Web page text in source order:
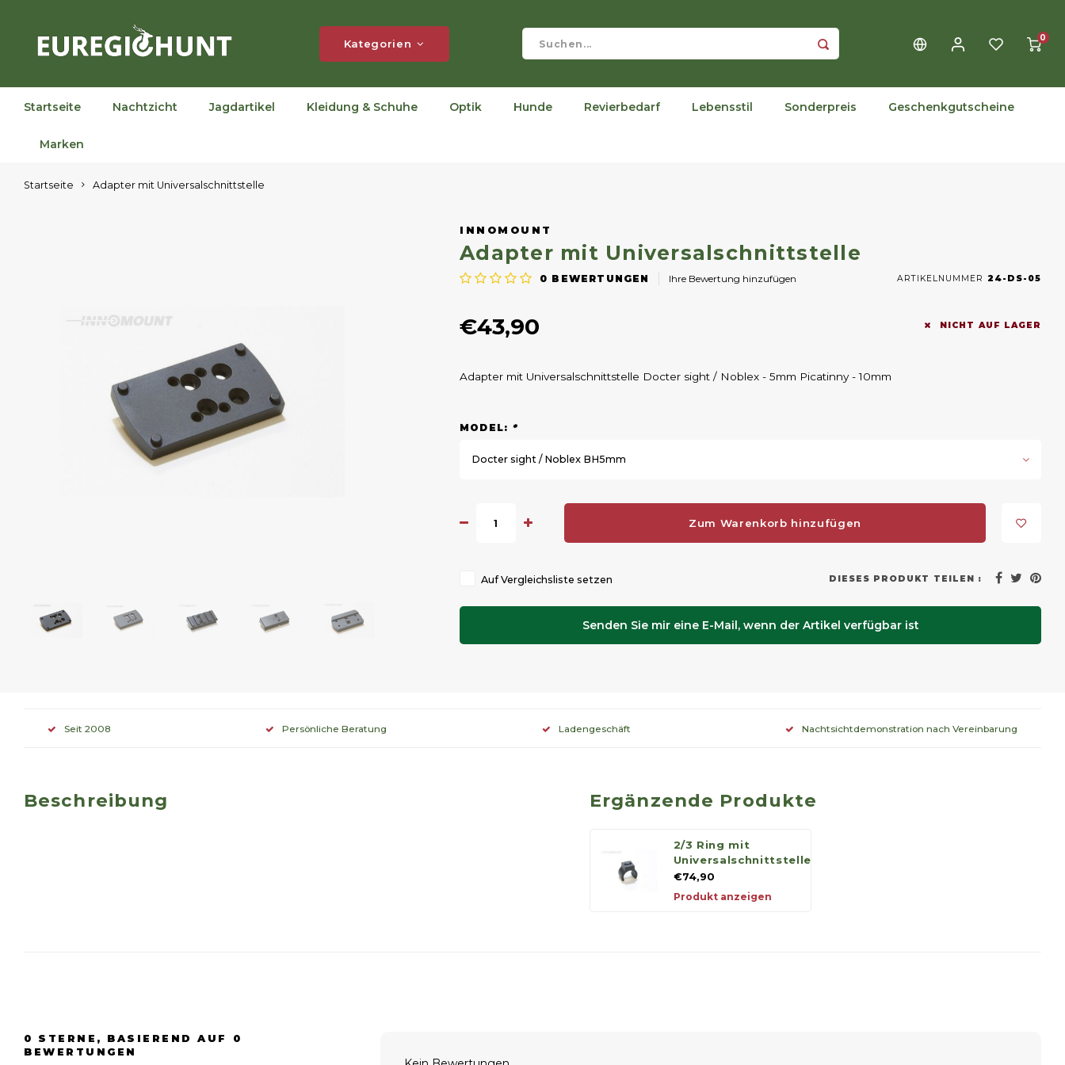
Kategorien 0
Startseite Nachtzicht Jagdartikel Kleidung & Schuhe Optik Hunde Revierbedarf Lebensstil Sonderpreis Geschenkgutscheine
Marken
Startseite Adapter mit Universalschnittstelle
INNOMOUNT
Adapter mit Universalschnittstelle
0 BEWERTUNGEN Ihre Bewertung hinzufügen ARTIKELNUMMER 24-DS-05
€43,90 NICHT AUF LAGER
Adapter mit Universalschnittstelle Docter sight / Noblex - 5mm Picatinny - 10mm
MODEL: *
Docter sight / Noblex BH5mm
Zum Warenkorb hinzufügen
Auf Vergleichsliste setzen DIESES PRODUKT TEILEN :
Senden Sie mir eine E-Mail, wenn der Artikel verfügbar ist
Seit 2008 Persönliche Beratung Ladengeschäft Nachtsichtdemonstration nach Vereinbarung
Beschreibung Ergänzende Produkte
2/3 Ring mit
Universalschnittstelle
€74,90
Produkt anzeigen
0 STERNE, BASIEREND AUF 0
BEWERTUNGEN